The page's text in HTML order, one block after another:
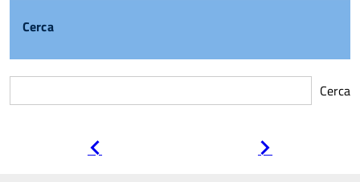
Cerca
Cerca